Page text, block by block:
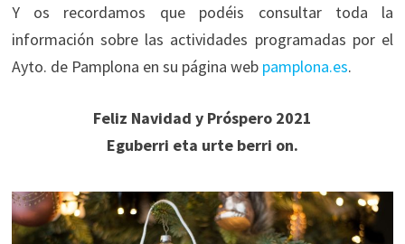
Y os recordamos que podéis consultar toda la
información sobre las actividades programadas por el
Ayto. de Pamplona en su página web pamplona.es.
Feliz Navidad y Próspero 2021
Eguberri eta urte berri on.